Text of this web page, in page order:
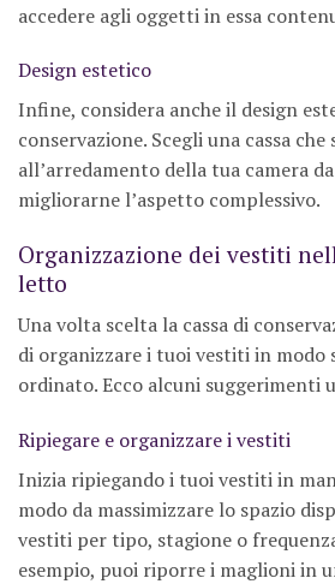
accedere agli oggetti in essa
Design estetico
Infine, considera anche il design
conservazione. Scegli una cassa
all’arredamento della tua camera
migliorarne l’aspetto complessivo.
Organizzazione dei vestiti
letto
Una volta scelta la cassa di
di organizzare i tuoi vestiti in modo
ordinato. Ecco alcuni suggerimenti
Ripiegare e organizzare i vestiti
Inizia ripiegando i tuoi vestiti in
modo da massimizzare lo spazio
vestiti per tipo, stagione o
esempio, puoi riporre i maglioni in